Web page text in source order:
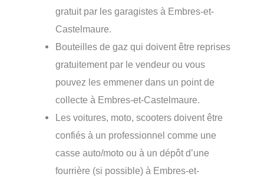
gratuit par les garagistes à Embres-et-
Castelmaure.
Bouteilles de gaz qui doivent être reprises
gratuitement par le vendeur ou vous
pouvez les emmener dans un point de
collecte à Embres-et-Castelmaure.
Les voitures, moto, scooters doivent être
confiés à un professionnel comme une
casse auto/moto ou à un dépôt d’une
fourrière (si possible) à Embres-et-